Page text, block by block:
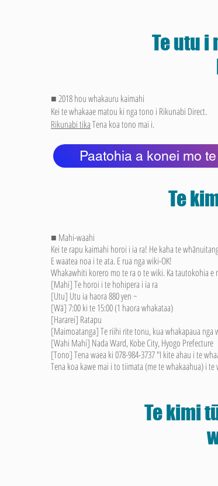
Te utu i
■ 2018 hou whakauru kaimahi
Kei te whakaae matou ki nga tono i Rikunabi Direct.
Rikunabi tikaTena koa tono mai i.
Paatohia a konei mo
Te
■ Mahi-waahi
Kei te rapu kaimahi horoi i ia ra! He kaha te
E waatea noa i te ata. E rua nga wiki-OK!
Whakawhiti korero mo te ra o te wiki. Ka tautokohia
[Mahi] Te horoi i te hohipera i ia ra
[Utu] Utu ia haora 880 yen ~
[Wā] 7:00 ki te 15:00 (1 haora whakataa)
[Hararei] Ratapu
[Maimoatanga] Te riihi rite tonu, kua whakapaua nga
[Wahi Mahi] Nada Ward, Kobe City, Hyogo Prefecture
[Tono] Tena waea ki 078-984-3737 "I kite ahau i te
Tena koa kawe mai i to tiimata (me te whakaahua) i te
Te kimi